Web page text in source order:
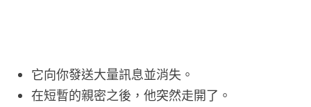
它向你發送大量訊息並消失。
在短暫的親密之後，他突然走開了。